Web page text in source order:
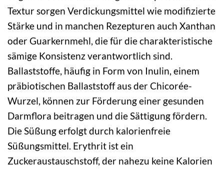
Textur sorgen Verdickungsmittel wie modifizierte
Stärke und in manchen Rezepturen auch Xanthan
oder Guarkernmehl, die für die charakteristische
sämige Konsistenz verantwortlich sind.
Ballaststoffe, häufig in Form von Inulin, einem
präbiotischen Ballaststoff aus der Chicorée-
Wurzel, können zur Förderung einer gesunden
Darmflora beitragen und die Sättigung fördern.
Die Süßung erfolgt durch kalorienfreie
Süßungsmittel. Erythrit ist ein
Zuckeraustauschstoff, der nahezu keine Kalorien